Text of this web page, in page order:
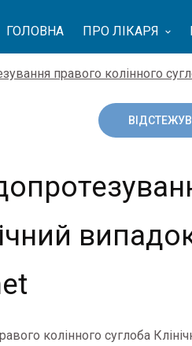
ГОЛОВНА ПРО ЛІКАРЯ keyboard_arrow_down
правого колінного
колінного суглоба